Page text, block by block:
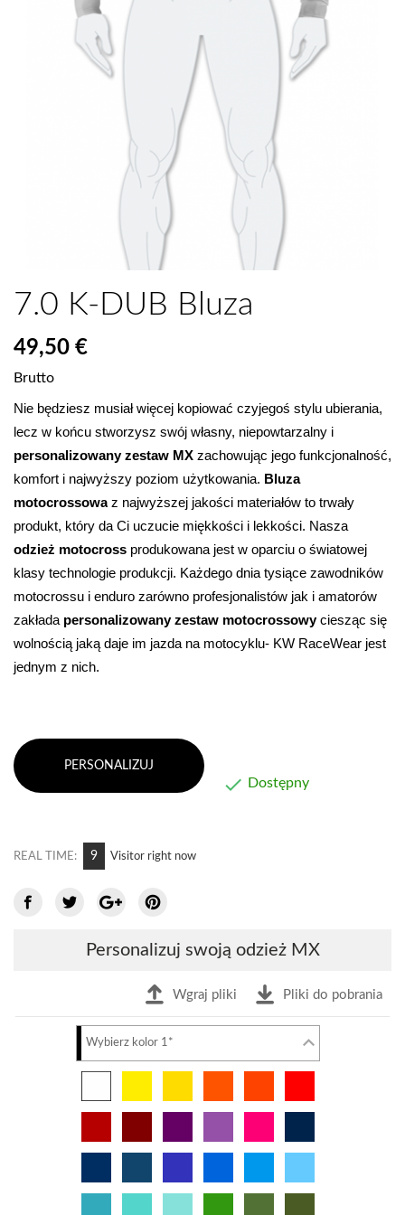
7.0 K-DUB Bluza
49,50 €
Brutto
Nie będziesz musiał więcej kopiować czyjegoś stylu ubierania,
personalizowany zestaw MX zachowując jego funkcjonalność,
komfort i najwyższy poziom użytkowania. Bluza
motocrossowa z najwyższej jakości materiałów to trwały
produkt, który da Ci uczucie miękkości i lekkości
. Nasza
odzież motocross produkowana jest w oparciu o światowej
klasy technologie produkcji. Każdego dnia tysiące zawodników
motocrossu i enduro zarówno profesjonalistów jak i amatorów
zakłada personalizowany zestaw motocrossowy ciesząc się
wolnością jaką daje im jazda na motocyklu- KW RaceWear jest
jednym z nich.
PERSONALIZUJ
 Dostępny
REAL TIME: 10 Visitor right now
Personalizuj swoją odzież MX
Wgraj pliki Pliki do pobrania
Wybierz kolor 1*